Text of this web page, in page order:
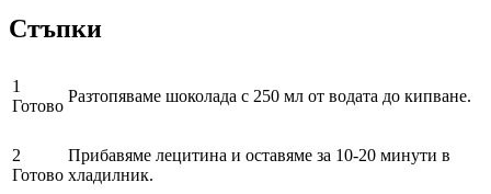
Стъпки
1
Готово
Разтопяваме шоколада с 250 мл от водата до кипване.
2
Готово
Прибавяме лецитина и оставяме за 10-20 минути в
хладилник.